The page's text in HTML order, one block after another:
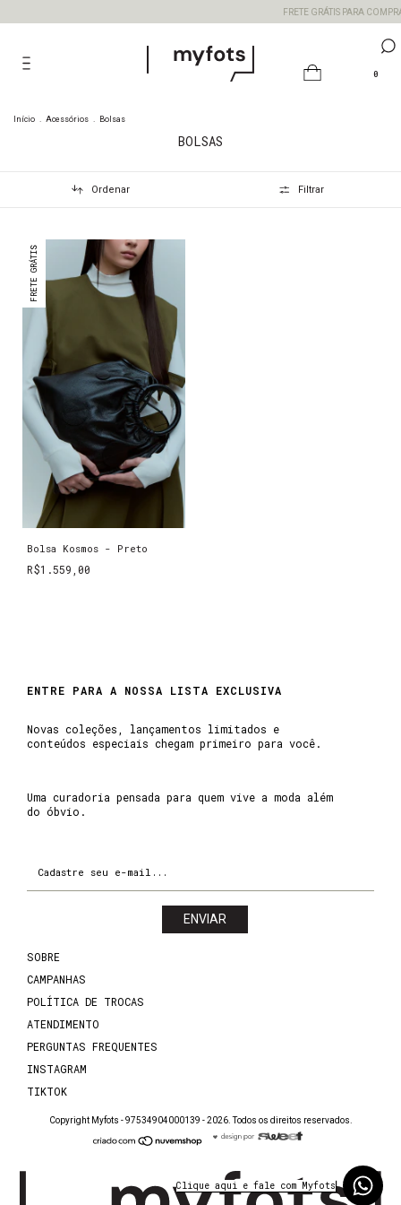
FRETE GRÁTIS PARA
0
Início . Acessórios . Bolsas
BOLSAS
Ordenar Filtrar
FRETE GRÁTIS
Bolsa Kosmos - Preto
R$1.559,00
SOBRE
CAMPANHAS
POLÍTICA DE TROCAS
ATENDIMENTO
PERGUNTAS FREQUENTES
INSTAGRAM
TIKTOK
Copyright Myfots - 97534904000139 - 2026. Todos os direitos reservados.
ENTRE PARA A NOSSA LISTA EXCLUSIVA
Novas coleções, lançamentos limitados e
conteúdos especiais chegam primeiro para você.